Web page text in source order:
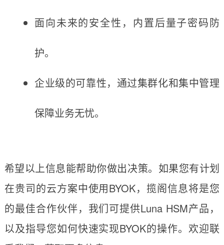
面向未来的安全性，内置后量子密码防
护。
企业级的可靠性，通过集群化和集中管理
保障业务无忧。
希望以上信息能帮助你做出决策。如果您有计划
在贵司的云方案中使用BYOK，揽阁信息将是您
的最佳合作伙伴，我们可提供Luna HSM产品，
以及指导您如何快速实现BYOK的操作。欢迎联